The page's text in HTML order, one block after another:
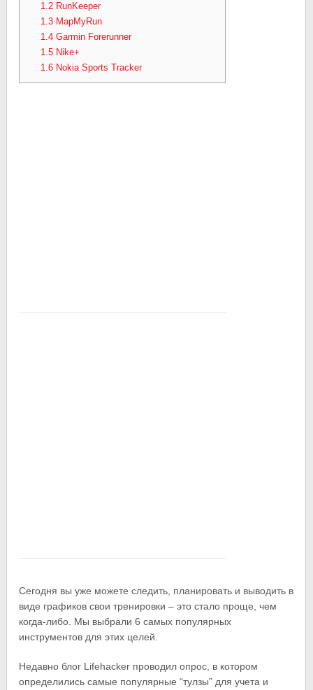
1.2RunKeeper
1.3MapMyRun
1.4Garmin Forerunner
1.5Nike+
1.6Nokia Sports Tracker
Сегодня вы уже можете следить, планировать и выводить в
виде графиков свои тренировки – это стало проще, чем
когда-либо. Мы выбрали 6 самых популярных
инструментов для этих целей.
Недавно блог Lifehacker проводил опрос, в котором
определились самые популярные “тулзы” для учета и